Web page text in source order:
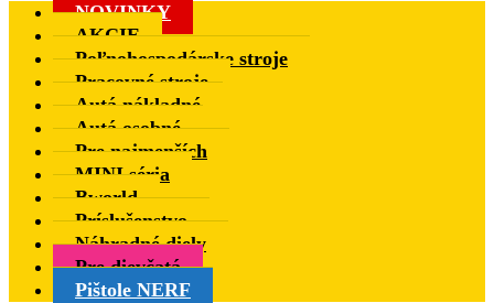
NOVINKY
AKCIE
Poľnohospodárske stroje
Pracovné stroje
Autá nákladné
Autá osobné
Pre najmenších
MINI séria
Bworld
Príslušenstvo
Náhradné diely
Pre dievčatá
Pištole NERF